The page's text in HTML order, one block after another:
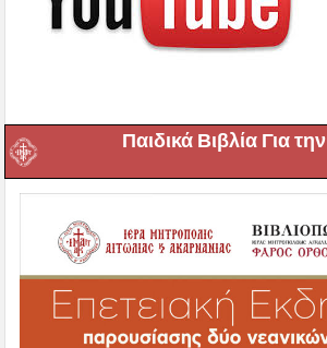
Παιδικά Βιβλία Για